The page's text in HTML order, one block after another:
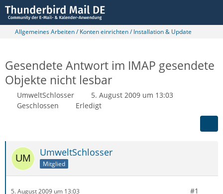
Allgemeines Arbeiten / Konten einrichten / Installation & Update
Gesendete Antwort im IMAP gesendete
Objekte nicht lesbar
UmweltSchlosser
5. August 2009 um 13:03
Geschlossen
Erledigt
UmweltSchlosser
Mitglied
5. August 2009 um 13:03 #1